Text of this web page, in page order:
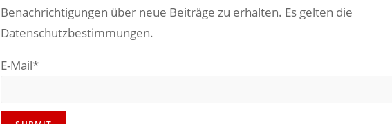
Benachrichtigungen über neue Beiträge zu erhalten. Es gelten die
Datenschutzbestimmungen.
E-Mail*